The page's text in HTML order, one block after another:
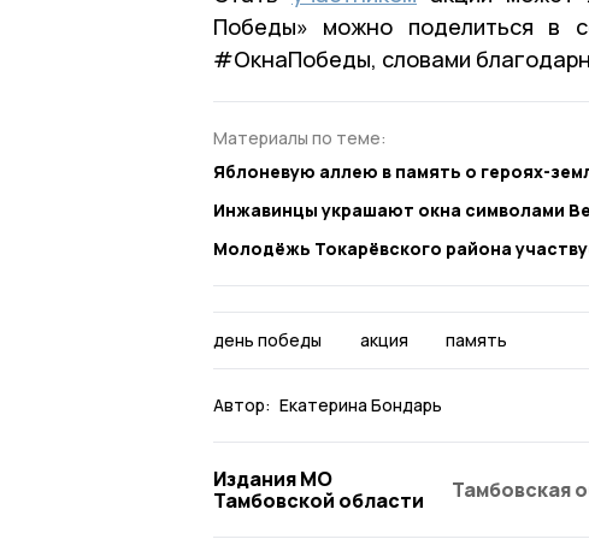
Победы» можно поделиться в
#ОкнаПобеды, словами
Материалы по теме:
Яблоневую аллею в память о героях-
Инжавинцы украшают окна символами
Молодёжь Токарёвского района
день победы акция память
Автор: Екатерина Бондарь
Издания МО
Тамбовской области
Тамбовская